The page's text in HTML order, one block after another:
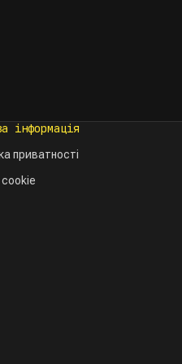
інформація
приватності